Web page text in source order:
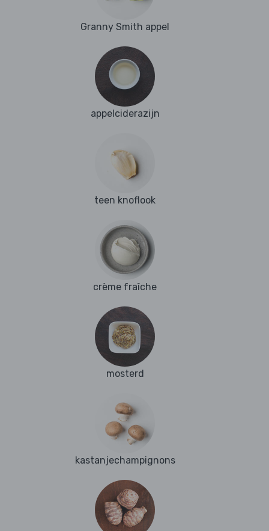
Granny Smith appel
appelciderazijn
teen knoflook
crème fraîche
mosterd
kastanjechampignons